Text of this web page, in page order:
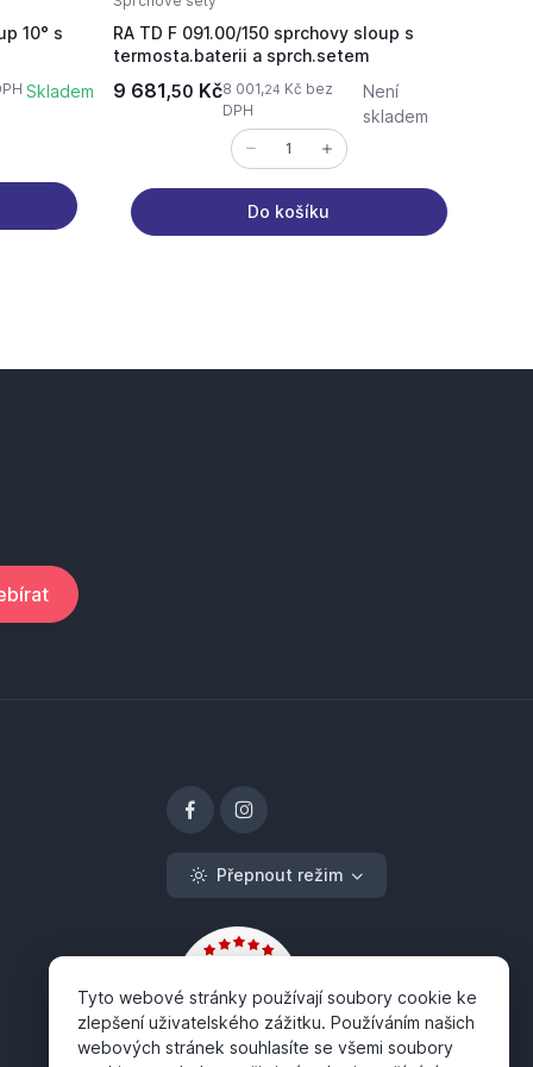
10° s
Skladem
RA TD F 091.00/150 sprchovy sloup s
termosta.baterii a sprch.setem
9 681,50 Kč8 001,24 Kč bez
DPH
Není
skladem
Do košíku
Přepnout režim
Tyto webové stránky používají soubory cookie ke
zlepšení uživatelského zážitku. Používáním našich
webových stránek souhlasíte se všemi soubory